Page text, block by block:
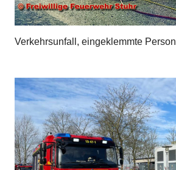
Verkehrsunfall, eingeklemmte Person